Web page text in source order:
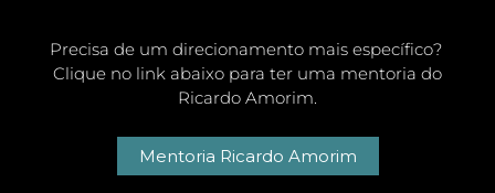
Precisa de um direcionamento mais específico?
Clique no link abaixo para ter uma mentoria do
Ricardo Amorim.
Mentoria Ricardo Amorim